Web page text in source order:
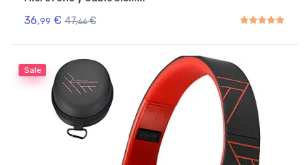
36,99 € 47,66 €
Sale